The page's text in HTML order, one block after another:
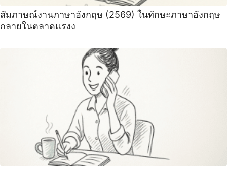
สัมภาษณ์งานภาษาอังกฤษ (2569) ในทักษะภาษาอังกฤษ
กลายในตลาดแรงง